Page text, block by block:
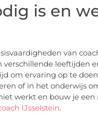
is en
van
leeftijden
om ervaring op te
of in het onderwijs
werkt en bouw je
IJsselstein.